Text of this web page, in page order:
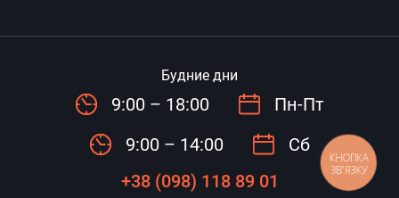
Будние дни
9:00 – 18:00
Пн-Пт
9:00 – 14:00
Сб
+38 (098) 118 89 01
КНОПКА
ЗВ'ЯЗКУ